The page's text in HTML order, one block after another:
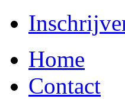
Home
Contact